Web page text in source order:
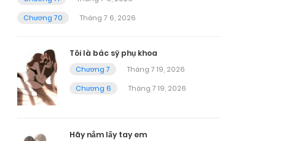
Chương 70
Tháng 7 6, 2026
Tôi là bác sỹ phụ khoa
Chương 7
Tháng 7 19, 2026
Chương 6
Tháng 7 19, 2026
Hãy nắm lấy tay em